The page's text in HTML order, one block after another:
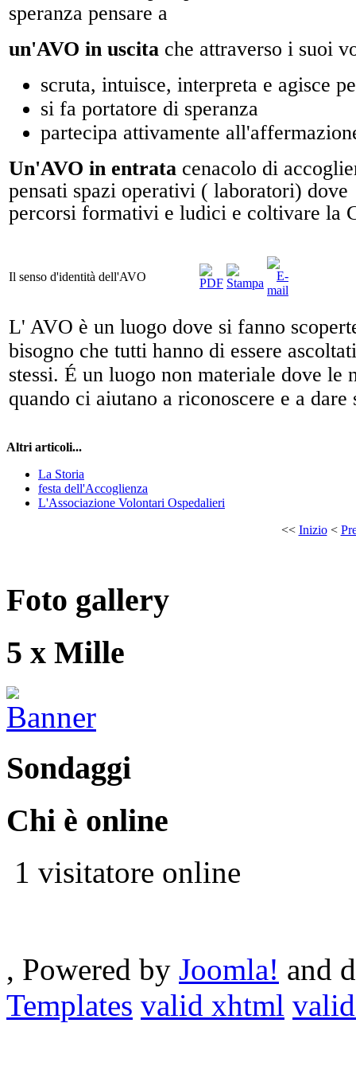
speranza pensare a
un'AVO in uscita che attraverso i suoi
scruta, intuisce, interpreta e agisce
si fa portatore di speranza
partecipa attivamente
Un'AVO in entrata cenacolo di
pensati spazi operativi ( laboratori)
percorsi formativi e ludici e coltivare la
Il senso d'identità dell'AVO
L' AVO è un luogo dove si fanno
bisogno che tutti hanno di essere
stessi. É un luogo non materiale dove
quando ci aiutano a riconoscere e a
Altri articoli...
La Storia
festa dell'Accoglienza
L'Associazione Volontari Ospedalieri
<< Inizio<
Foto gallery
5 x Mille
Sondaggi
Chi è online
1 visitatore online
, Powered by Joomla! and
Templates valid xhtml